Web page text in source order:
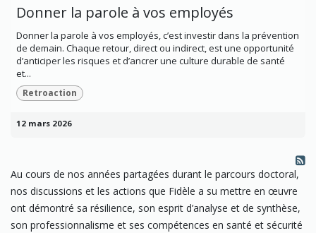
Donner la parole à vos employés
Donner la parole à vos employés, c’est investir dans la prévention
de demain. Chaque retour, direct ou indirect, est une opportunité
d’anticiper les risques et d’ancrer une culture durable de santé
et...
Retroaction
12 mars 2026
Au cours de nos années partagées durant le parcours doctoral,
nos discussions et les actions que Fidèle a su mettre en œuvre
ont démontré sa résilience, son esprit d’analyse et de synthèse,
son professionnalisme et ses compétences en santé et sécurité